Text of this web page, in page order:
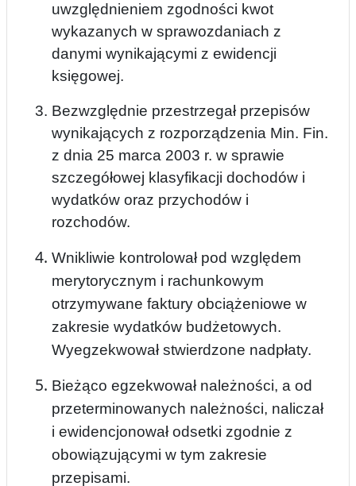
uwzględnieniem zgodności kwot
wykazanych w sprawozdaniach z
danymi wynikającymi z ewidencji
księgowej.
Bezwzględnie przestrzegał przepisów
wynikających z rozporządzenia Min. Fin.
z dnia 25 marca 2003 r. w sprawie
szczegółowej klasyfikacji dochodów i
wydatków oraz przychodów i
rozchodów.
Wnikliwie kontrolował pod względem
merytorycznym i rachunkowym
otrzymywane faktury obciążeniowe w
zakresie wydatków budżetowych.
Wyegzekwował stwierdzone nadpłaty.
Bieżąco egzekwował należności, a od
przeterminowanych należności, naliczał
i ewidencjonował odsetki zgodnie z
obowiązującymi w tym zakresie
przepisami.